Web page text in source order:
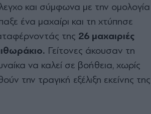
και σύμφωνα με την ομολογία
ένα μαχαίρι και τη χτύπησε
της 26 μαχαιριές
Γείτονες άκουσαν τη
να καλεί σε βοήθεια, χωρίς
την τραγική εξέλιξη εκείνης της